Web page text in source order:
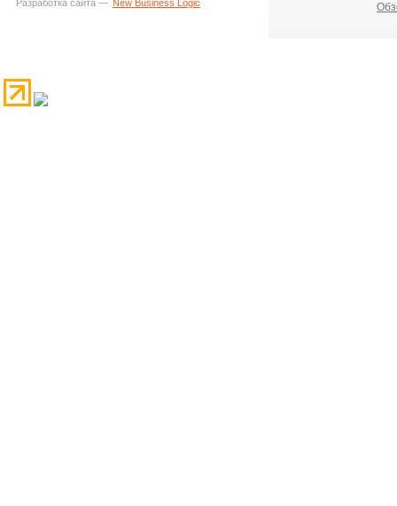
Разработка сайта — New Business Logic